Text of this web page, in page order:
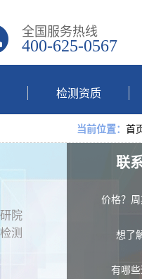
全国服务热线
400-625-0567
检测资质
当前位置： 首
院
测
联
价格？周
想了
有哪些